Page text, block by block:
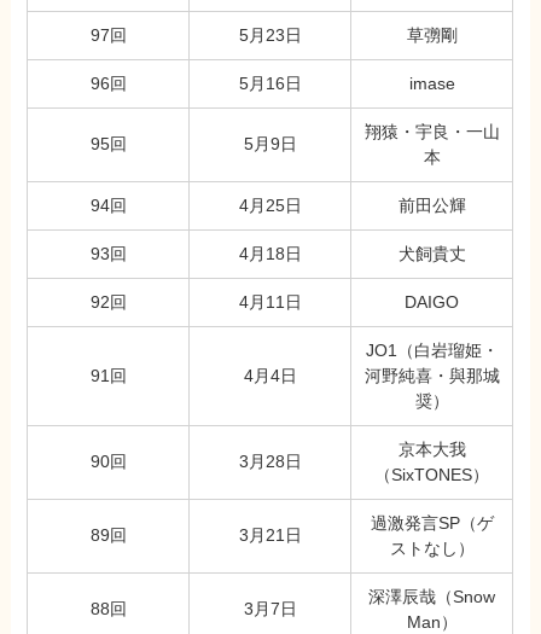
97回 5月23日 草彅剛
96回 5月16日 imase
95回 5月9日
翔猿・宇良・一山
本
94回 4月25日 前田公輝
93回 4月18日 犬飼貴丈
92回 4月11日 DAIGO
91回 4月4日
JO1（白岩瑠姫・
河野純喜・與那城
奨）
90回 3月28日
京本大我
（SixTONES）
89回 3月21日
過激発言SP（ゲ
ストなし）
88回 3月7日
深澤辰哉（Snow
Man）